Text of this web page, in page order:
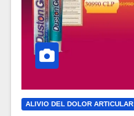
ALIVIO DEL DOLOR ARTICULAR